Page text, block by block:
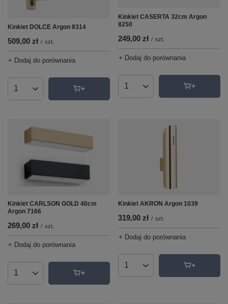
Kinkiet DOLCE Argon 8314
509,00 zł / szt.
+ Dodaj do porównania
Ilość produktów
Kinkiet CASERTA 32cm Argon
8250
249,00 zł / szt.
+ Dodaj do porównania
Ilość produktów
Kinkiet CARLSON GOLD 40cm
Argon 7166
269,00 zł / szt.
+ Dodaj do porównania
Ilość produktów
Kinkiet AKRON Argon 1039
319,00 zł / szt.
+ Dodaj do porównania
Ilość produktów